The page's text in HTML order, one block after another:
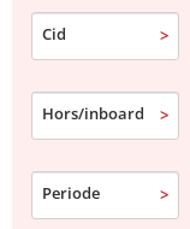
Cid
Hors/inboard
Periode